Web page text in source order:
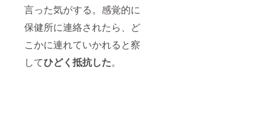
言った気がする。感覚的に
保健所に連絡されたら、ど
こかに連れていかれると察
してひどく抵抗した。